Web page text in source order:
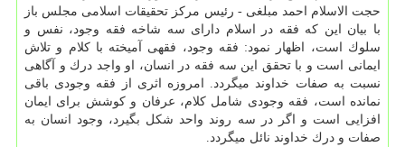
حجت الاسلام احمد مبلغی - رئیس مركز تحقیقات اسلامی مجلس باز
با بیان این كه فقه در اسلام دارای سه شاخه فقه وجود، نفس و
سلوك است، اظهار نمود: فقه وجود، فقهی آمیخته با كلام و تلاش
ایمانی است و با تحقق این سه فقه در انسان، او واجد درك و آگاهی
نسبت به صفات خداوند میگردد. امروزه اثری از فقه وجودی باقی
نمانده است، فقه وجودی شامل كلام، عرفان و كوشش برای ایمان
افزایی است و اگر در سه روند واحد شكل بگیرد، وجود انسان به
صفات و درك خداوند نائل میگردد.